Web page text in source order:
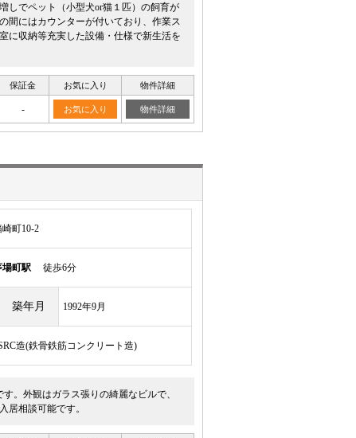
しでペット（小型犬or猫１匹）の飼育が
間にはカウンターが付いており、作業ス
に収納等充実した設備・仕様で新生活を
保証金 お気に入り 物件詳細
- お気に入り 物件詳細
町10-2
場町駅 徒歩6分
築年月 1992年9月
造(鉄骨鉄筋コンクリート造)
。外観はガラス張りの綺麗なビルで、
居相談可能です。